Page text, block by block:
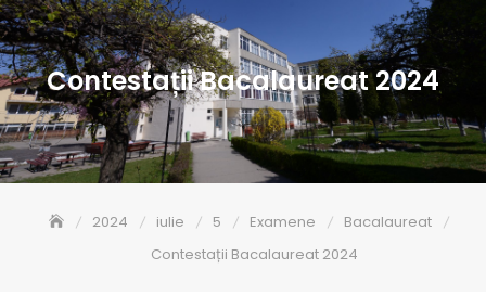
Contestații Bacalaureat 2024
2024 iulie 5 Examene
Bacalaureat
Contestații Bacalaureat 2024